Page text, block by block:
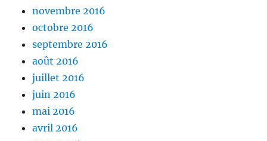
novembre 2016
octobre 2016
septembre 2016
août 2016
juillet 2016
juin 2016
mai 2016
avril 2016